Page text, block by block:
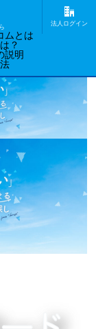
法人ログイン
ムとは
？
説明
寮費無料 67%
-